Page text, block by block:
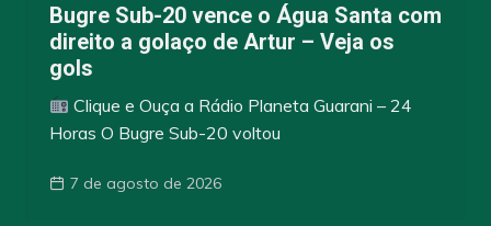
Bugre Sub-20 vence o Água Santa com
direito a golaço de Artur – Veja os
gols
Clique e Ouça a Rádio Planeta Guarani – 24
Horas O Bugre Sub-20 voltou
7 de agosto de 2026